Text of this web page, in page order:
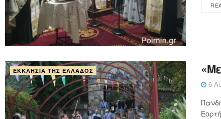
ΕΚΚΛΗΣΊΑ ΤΗΣ ΕΛΛΆΔΟΣ
6